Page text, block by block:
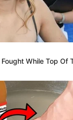
While Top Of